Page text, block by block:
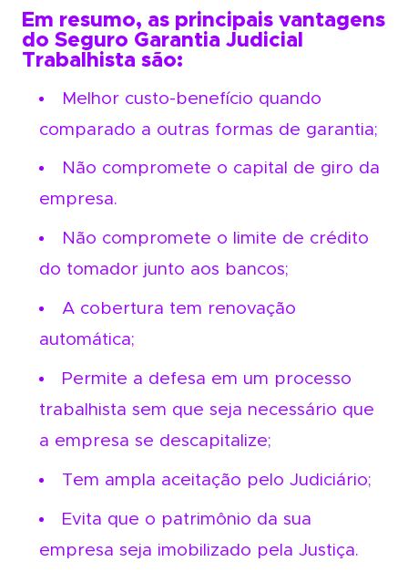
Em resumo, as principais vantagens
do Seguro Garantia Judicial
Trabalhista são:
Melhor custo-benefício quando
comparado a outras formas de garantia;
Não compromete o capital de giro da
empresa.
Não compromete o limite de crédito
do tomador junto aos bancos;
A cobertura tem renovação
automática;
Permite a defesa em um processo
trabalhista sem que seja necessário que
a empresa se descapitalize;
Tem ampla aceitação pelo Judiciário;
Evita que o patrimônio da sua
empresa seja imobilizado pela Justiça.